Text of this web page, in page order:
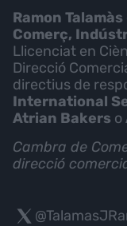
Ramon Talamàs
Comerç,
Llicenciat en
Direcció
directius de
International
Atrian Bakers o
Cambra de
direcció